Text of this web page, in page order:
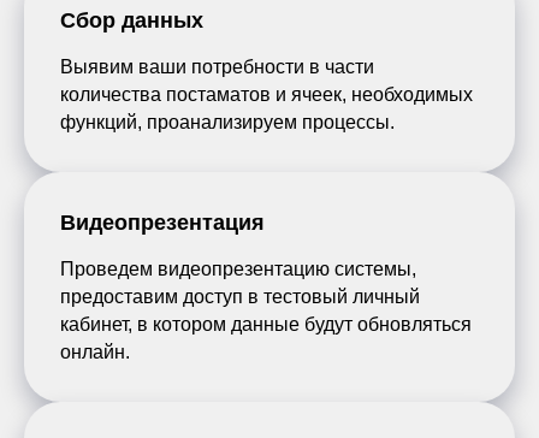
Сбор данных
Выявим ваши потребности в части
количества постаматов и ячеек, необходимых
функций, проанализируем процессы.
Видеопрезентация
Проведем видеопрезентацию системы,
предоставим доступ в тестовый личный
кабинет, в котором данные будут обновляться
онлайн.